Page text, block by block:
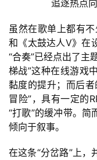
追逐热点
虽然在歌单上都有
和《太鼓达人V》在
“合奏”已经点出了主
梯战”这种在线游戏
黏度的提升；而后
冒险”，具有一定的
“打歌”的缓冲带。
倾向于叙事。
在这条“分岔路”上